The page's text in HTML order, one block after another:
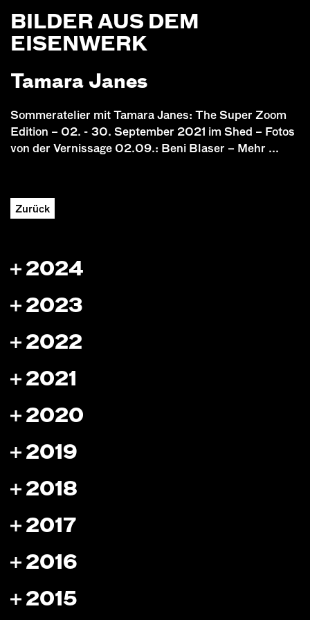
BILDER AUS DEM
EISENWERK
Tamara Janes
Sommeratelier mit Tamara Janes: The Super Zoom
Edition – 02. - 30. September 2021 im Shed – Fotos
von der Vernissage 02.09.: Beni Blaser – Mehr ...
Zurück
2024
2023
2022
2021
2020
2019
2018
2017
2016
2015